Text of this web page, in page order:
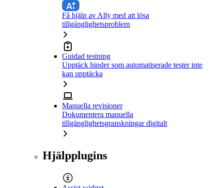
Få hjälp av Ally med att lösa
tillgänglighetsproblem
Guidad testning
Upptäck hinder som automatiserade tester inte
kan upptäcka
Manuella revisioner
Dokumentera manuella
tillgänglighetsgranskningar digitalt
Hjälpplugins